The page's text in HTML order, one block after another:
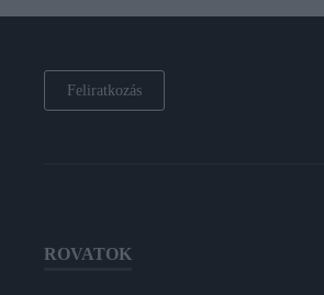
Feliratkozás
ROVATOK